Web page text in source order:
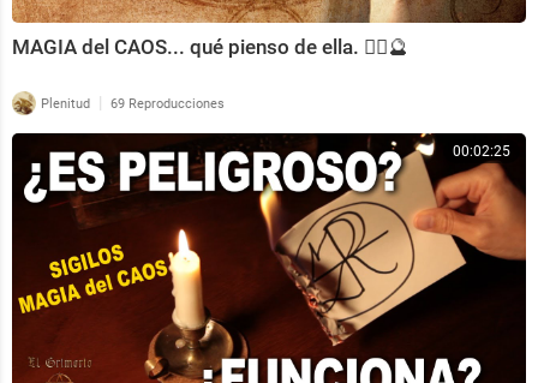
MAGIA del CAOS... qué pienso de ella. 🧙‍♀️🔮
Plenitud | 69 Reproducciones
00:02:25